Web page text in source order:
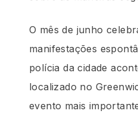
O mês de junho
manifestações
polícia da cidade
localizado no
evento mais